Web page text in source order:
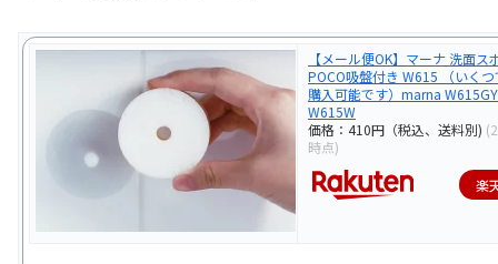
【メール便OK】マーナ 洗面ス
POCO吸盤付き W615 （いく
購入可能です）marna
W615W
価格：410円（税込、送料別)
時点)
楽